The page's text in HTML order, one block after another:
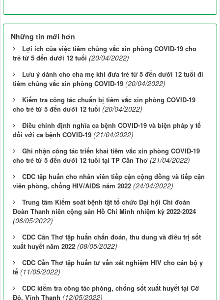
Những tin mới hơn
Lợi ích của việc tiêm chủng vắc xin phòng COVID-19 cho
trẻ từ 5 đến dưới 12 tuổi (20/04/2022)
Lưu ý dành cho cha mẹ khi đưa trẻ từ 5 đến dưới 12 tuổi đi
tiêm chủng vắc xin phòng COVID-19 (20/04/2022)
Kiểm tra công tác chuẩn bị tiêm vắc xin phòng COVID-19
cho trẻ từ 5 đến dưới 12 tuổi (20/04/2022)
Điều chỉnh định nghĩa ca bệnh COVID-19 và biện pháp y tế
đối với ca bệnh COVID-19 (21/04/2022)
Ghi nhận công tác triển khai tiêm vắc xin phòng COVID-19
cho trẻ từ 5 đến dưới 12 tuổi tại TP Cần Thơ (21/04/2022)
CDC tập huấn cho nhân viên tiếp cận cộng đồng và tiếp cận
viên phòng, chống HIV/AIDS năm 2022 (24/04/2022)
Trung tâm Kiểm soát bệnh tật tổ chức Đại hội Chi đoàn
Đoàn Thanh niên cộng sản Hồ Chí Minh nhiệm kỳ 2022-2024
(06/05/2022)
CDC Cần Thơ tập huấn chẩn đoán, thu dung và điều trị sốt
xuất huyết năm 2022 (08/05/2022)
CDC Cần Thơ tập huấn tư vấn xét nghiệm HIV cho cán bộ y
tế (11/05/2022)
CDC kiểm tra công tác phòng, chống sốt xuất huyết tại Cờ
Đỏ, Vĩnh Thạnh (12/05/2022)